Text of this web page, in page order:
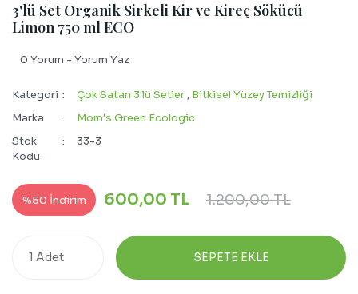
3'lü Set Organik Sirkeli Kir ve Kireç Sökücü
Limon 750 ml ECO
0 Yorum - Yorum Yaz
Kategori Çok Satan 3'lü Setler , Bitkisel Yüzey Temizliği
Marka
Mom's Green Ecologic
Stok
Kodu
33-3
%50 İndirim 600,00 TL 1.200,00 TL
SEPETE EKLE